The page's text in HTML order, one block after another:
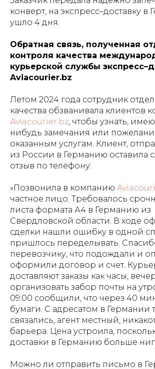
конверт, на экспресс–доставку в
ушло 4 дня.
Обратная связь, полученная
контроля качества
курьерской службы
Aviacourier.bz
Летом 2024 года сотрудник
качества обзванивала клиентов
Aviacourier.bz , чтобы узнать,
нибудь замечания или
оказанным услугам. Клиент,
из России в Германию оставила
отзыв по телефону:
«Позвонила в компанию
частное лицо. Требовалось
листа формата А4 в Германию из
Свердловской области. В ходе
сделки нашли ошибку в одной
пришлось переделывать.
перевозчику, что подождали и
оформили договор и счет.
доставляют заказы как часы,
организовать забор почты на
09:00 сообщили, что через 40
бумаги. С адресатом в Германии
связались, агент местный,
барьера. Цена устроила,
доставки в Германию больше
Можно ли отправить письмо в